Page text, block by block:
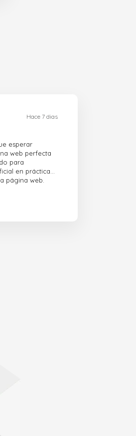
Hace 7 dias
esperar
web perfecta
para
en prácticas
página web.